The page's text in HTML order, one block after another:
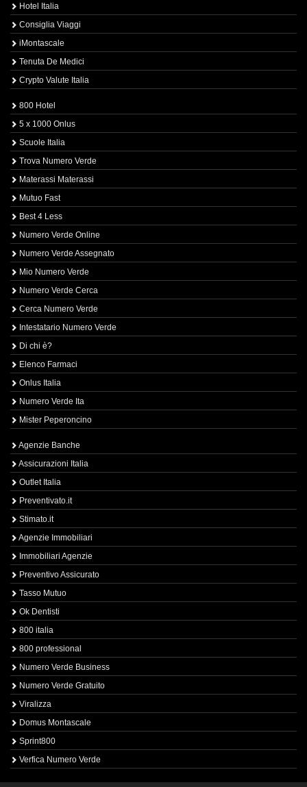
Hotel Italia
Consiglia Viaggi
iMontascale
Tenuta De Medici
Crypto Valute Italia
800 Hotel
5 x 1000 Onlus
Scuole Italia
Trova Numero Verde
Materassi Materassi
Mutuo Fast
Best 4 Less
Numero Verde Online
Numero Verde Assegnato
Mio Numero Verde
Numero Verde Cerca
Cerca Numero Verde
Intestatario Numero Verde
Di chi è?
Elenco Farmaci
Onlus Italia
Numero Verde Ita
Mister Peperoncino
Agenzie Banche
Assicurazioni Italia
Outlet Italia
Preventivato.it
Stimato.it
Agenzie Immobiliari
Immobiliari Agenzie
Preventivo Assicurato
Tasso Mutuo
Ok Dentisti
800 italia
800 professional
Numero Verde Business
Numero Verde Gratuito
Viralizza
Domus Montascale
Sprint800
Verfica Numero Verde